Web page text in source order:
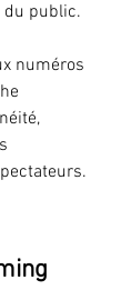
public.
numéros